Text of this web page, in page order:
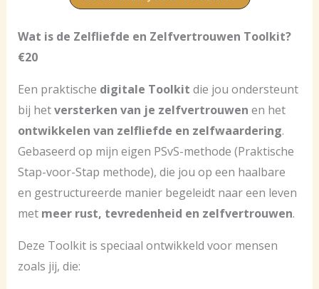
Wat is de Zelfliefde en Zelfvertrouwen Toolkit?
€20
Een praktische digitale Toolkit die jou ondersteunt
bij hetversterken van je zelfvertrouwen en het
ontwikkelen van zelfliefde en zelfwaardering.
Gebaseerd op mijn eigen PSvS-methode (Praktische
Stap-voor-Stap methode), die jou op een haalbare
en gestructureerde manier begeleidt naar een leven
met meer rust, tevredenheid en zelfvertrouwen.
Deze Toolkit is speciaal ontwikkeld voor mensen
zoals jij, die: